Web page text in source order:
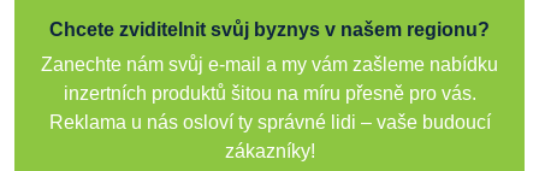
Chcete zviditelnit svůj byznys v našem regionu?
Zanechte nám svůj e-mail a my vám zašleme nabídku
inzertních produktů šitou na míru přesně pro vás.
Reklama u nás osloví ty správné lidi – vaše budoucí
zákazníky!